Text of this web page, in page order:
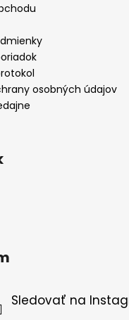
osobných údajov
Sledovať na